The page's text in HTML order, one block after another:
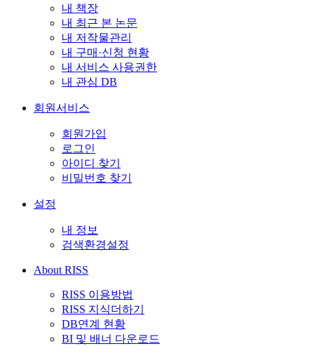
내 책장
내 최근 본 논문
내 저작물관리
내 구매·신청 현황
내 서비스 사용권한
내 관심 DB
회원서비스
회원가입
로그인
아이디 찾기
비밀번호 찾기
설정
내 정보
검색환경설정
About RISS
RISS 이용방법
RISS 지식더하기
DB연계 현황
BI 및 배너 다운로드